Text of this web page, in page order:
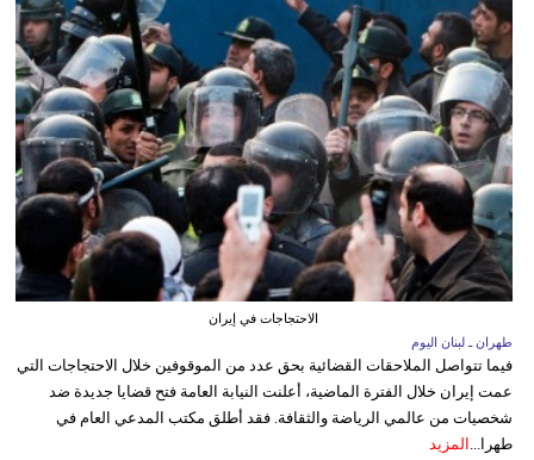
الاحتجاجات في إيران
طهران ـ لبنان اليوم
فيما تتواصل الملاحقات القضائية بحق عدد من الموقوفين خلال الاحتجاجات التي
عمت إيران خلال الفترة الماضية، أعلنت النيابة العامة فتح قضايا جديدة ضد
شخصيات من عالمي الرياضة والثقافة. فقد أطلق مكتب المدعي العام في
طهرا... المزيد